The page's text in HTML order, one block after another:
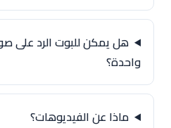
هل يمكن للبوت الرد على
واحدة؟
ماذا عن الفيديوهات؟